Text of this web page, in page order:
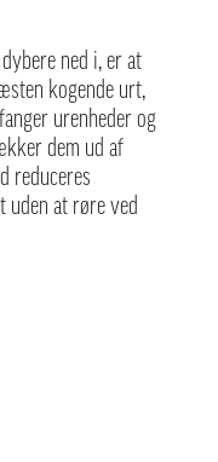
ned i, er at
kogende urt,
urenheder og
dem ud af
reduceres
uden at røre ved